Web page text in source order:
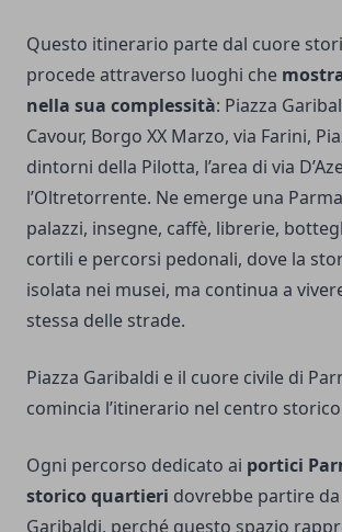
Questo itinerario parte dal cuore
procede attraverso luoghi che
nella sua complessità: Piazza
Cavour, Borgo XX Marzo, via Farini,
dintorni della Pilotta, l’area di via
l’Oltretorrente. Ne emerge una
palazzi, insegne, caffè, librerie,
cortili e percorsi pedonali, dove la
isolata nei musei, ma continua a
stessa delle strade.
Piazza Garibaldi e il cuore civile di
comincia l’itinerario nel centro storico
Ogni percorso dedicato ai portici
storico quartieri dovrebbe partire da
Garibaldi, perché questo spazio